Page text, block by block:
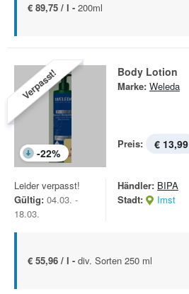
€ 89,75 / l - 200ml
Verpasst!
-22%
Body Lotion
Marke: Weleda
Preis: € 13,99
Leider verpasst!
Gültig: 04.03. -
18.03.
Händler: BIPA
Stadt:
Imst
€ 55,96 / l - div. Sorten 250 ml